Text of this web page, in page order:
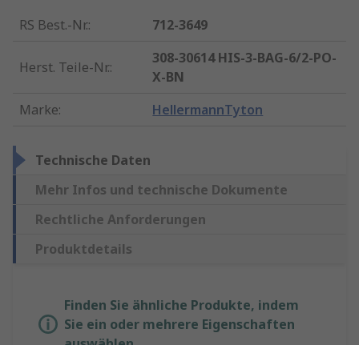
RS Best.-Nr.: 712-3649
Herst. Teile-Nr.:
308-30614 HIS-3-BAG-6/2-PO-
X-BN
Marke: HellermannTyton
Technische Daten
Mehr Infos und technische Dokumente
Rechtliche Anforderungen
Produktdetails
Finden Sie ähnliche Produkte, indem
Sie ein oder mehrere Eigenschaften